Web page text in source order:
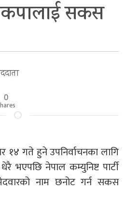
सकस
0
१४ गते हुने उपनिर्वाचनका लागि
भएपछि नेपाल कम्युनिष्ट पार्टी
नाम छनोट गर्न सकस